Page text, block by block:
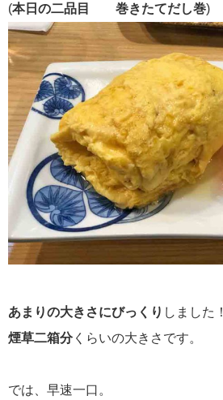
(本日の二品目 巻きたてだし巻)
あまりの大きさにびっくり しました！
煙草二箱分くらいの大きさです。
では、早速一口。